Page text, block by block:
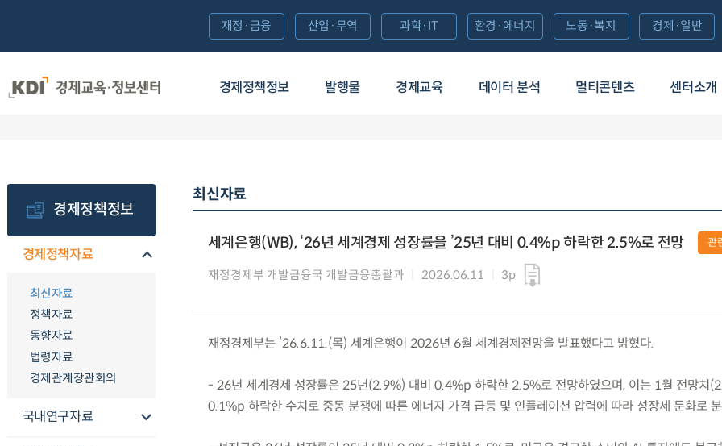
경제정책정보 발행물 경제교육 데이터 분석 멀티콘텐츠 센터소개
재정·금융 산업·무역 과학·IT 환경·에너지 노동·복지 경제·일반
경제정책정보
경제정책자료
최신자료
정책자료
동향자료
법령자료
경제관계장관회의
국내연구자료
최신자료
세계은행(WB), ‘26년 세계경제 성장률을 ’25년 대비 0.4%p 하락한 2.5%로 전망
재정경제부 개발금융국 개발금융총괄과 2026.06.11 3p
관
재정경제부는 ’26.6.11.(목) 세계은행이 2026년 6월 세계경제전망을 발표했다고 밝혔다.
- 26년 세계경제 성장률은 25년(2.9%) 대비 0.4%p 하락한 2.5%로 전망하였으며, 이는 1월 전망치
0.1%p 하락한 수치로 중동 분쟁에 따른 에너지 가격 급등 및 인플레이션 압력에 따라 성장세 둔화로